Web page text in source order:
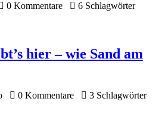
0 Kommentare
6 Schlagwörter
hier – wie Sand am
0 Kommentare
3 Schlagwörter